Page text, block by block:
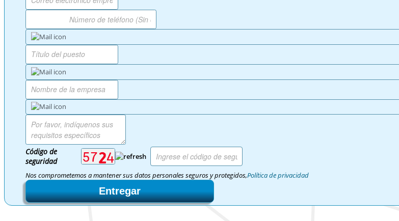
Código de
seguridad
Nos comprometemos a mantener sus datos personales seguros y protegidos,Política de privacidad
Entregar